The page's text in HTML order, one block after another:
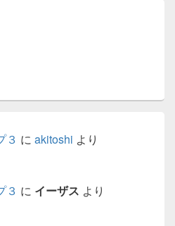
３ に akitoshi より
３ に イーザス より